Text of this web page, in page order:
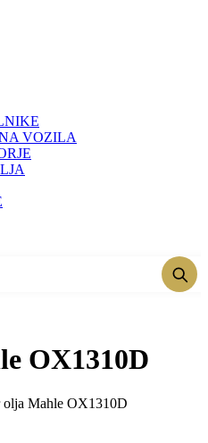
VOZILA
OX1310D
olja Mahle OX1310D